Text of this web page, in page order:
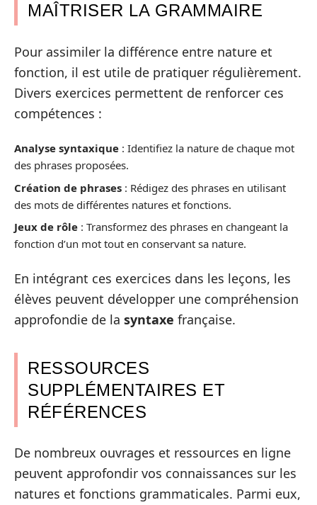
MAÎTRISER LA GRAMMAIRE
Pour assimiler la différence entre nature et
fonction, il est utile de pratiquer régulièrement.
Divers exercices permettent de renforcer ces
compétences :
Analyse syntaxique : Identifiez la nature de chaque mot
des phrases proposées.
Création de phrases : Rédigez des phrases en utilisant
des mots de différentes natures et fonctions.
Jeux de rôle : Transformez des phrases en changeant la
fonction d’un mot tout en conservant sa nature.
En intégrant ces exercices dans les leçons, les
élèves peuvent développer une compréhension
approfondie de la syntaxe française.
RESSOURCES
SUPPLÉMENTAIRES ET
RÉFÉRENCES
De nombreux ouvrages et ressources en ligne
peuvent approfondir vos connaissances sur les
natures et fonctions grammaticales. Parmi eux,